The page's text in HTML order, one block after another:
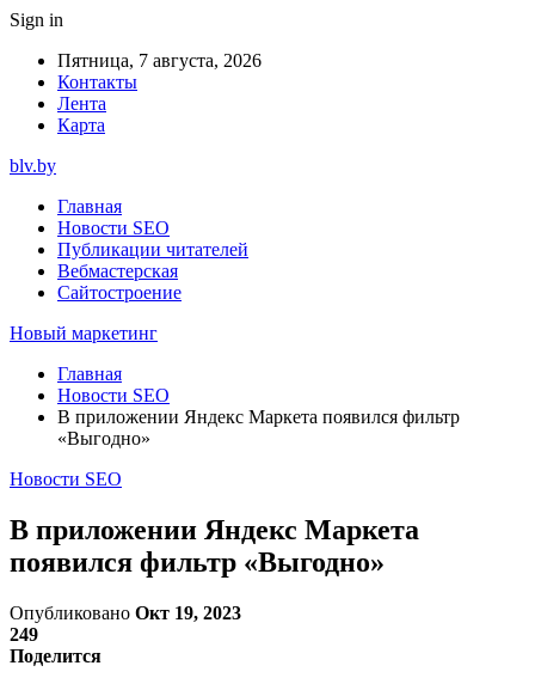
Sign in
Пятница, 7 августа, 2026
Контакты
Лента
Карта
blv.by
Главная
Новости SEO
Публикации читателей
Вебмастерская
Сайтостроение
Новый маркетинг
Главная
Новости SEO
В приложении Яндекс Маркета появился фильтр
«Выгодно»
Новости SEO
В приложении Яндекс Маркета
появился фильтр «Выгодно»
Опубликовано Окт 19, 2023
249
Поделится